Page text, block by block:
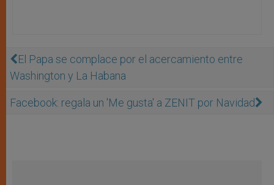
El Papa se complace por el acercamiento entre
Washington y La Habana
Facebook: regala un 'Me gusta' a ZENIT por Navidad